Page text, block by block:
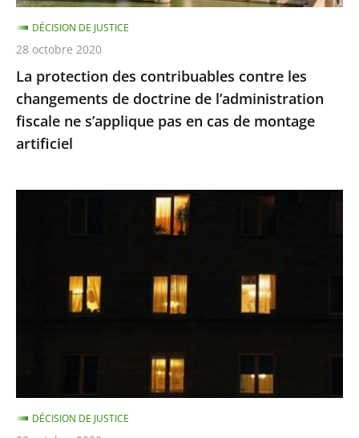
de
l’administration
fiscale
ne
s’applique
pas
en
de
La protection des contribuables contre les
changements de doctrine de l’administration
fiscale ne s’applique pas en cas de montage
artificiel
DÉCISION DE JUSTICE
28 octobre 2020
suspendre
le DÉCISION DE JUSTICE